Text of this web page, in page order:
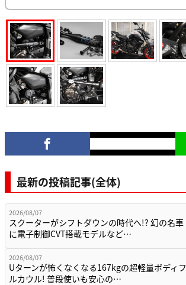
最新の投稿記事(全体)
2026/08/07
スクーターがシフトダウンの時代へ!? 幻の名車
に電子制御CVT搭載モデルなど…
2026/08/07
Uターンが怖くなくなる167kgの超軽量ボディフ
ルカウル! 普段使いも安心の…